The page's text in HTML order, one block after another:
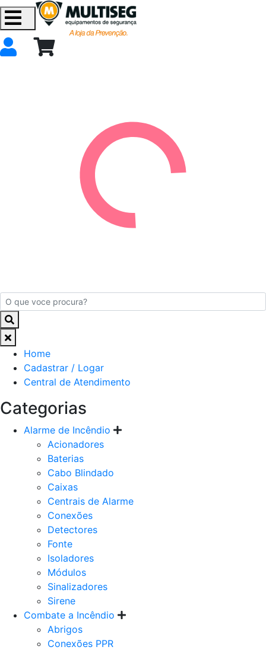
Home
Cadastrar / Logar
Central de Atendimento
Categorias
Alarme de Incêndio
Acionadores
Baterias
Cabo Blindado
Caixas
Centrais de Alarme
Conexões
Detectores
Fonte
Isoladores
Módulos
Sinalizadores
Sirene
Combate a Incêndio
Abrigos
Conexões PPR